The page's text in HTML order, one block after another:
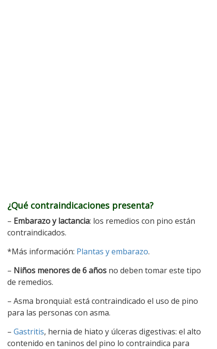
¿Qué contraindicaciones presenta?
– Embarazo y lactancia: los remedios con pino están
contraindicados.
*Más información: Plantas y embarazo.
– Niños menores de 6 años no deben tomar este tipo
de remedios.
– Asma bronquial: está contraindicado el uso de pino
para las personas con asma.
– Gastritis, hernia de hiato y úlceras digestivas: el alto
contenido en taninos del pino lo contraindica para